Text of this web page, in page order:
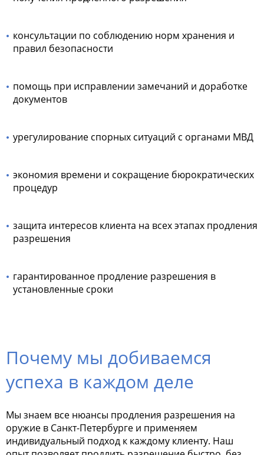
консультации по соблюдению норм хранения и
правил безопасности
помощь при исправлении замечаний и доработке
документов
урегулирование спорных ситуаций с органами МВД
экономия времени и сокращение бюрократических
процедур
защита интересов клиента на всех этапах продления
разрешения
гарантированное продление разрешения в
установленные сроки
Почему мы добиваемся
успеха в каждом деле
Мы знаем все нюансы продления разрешения на
оружие в Санкт-Петербурге и применяем
индивидуальный подход к каждому клиенту. Наш